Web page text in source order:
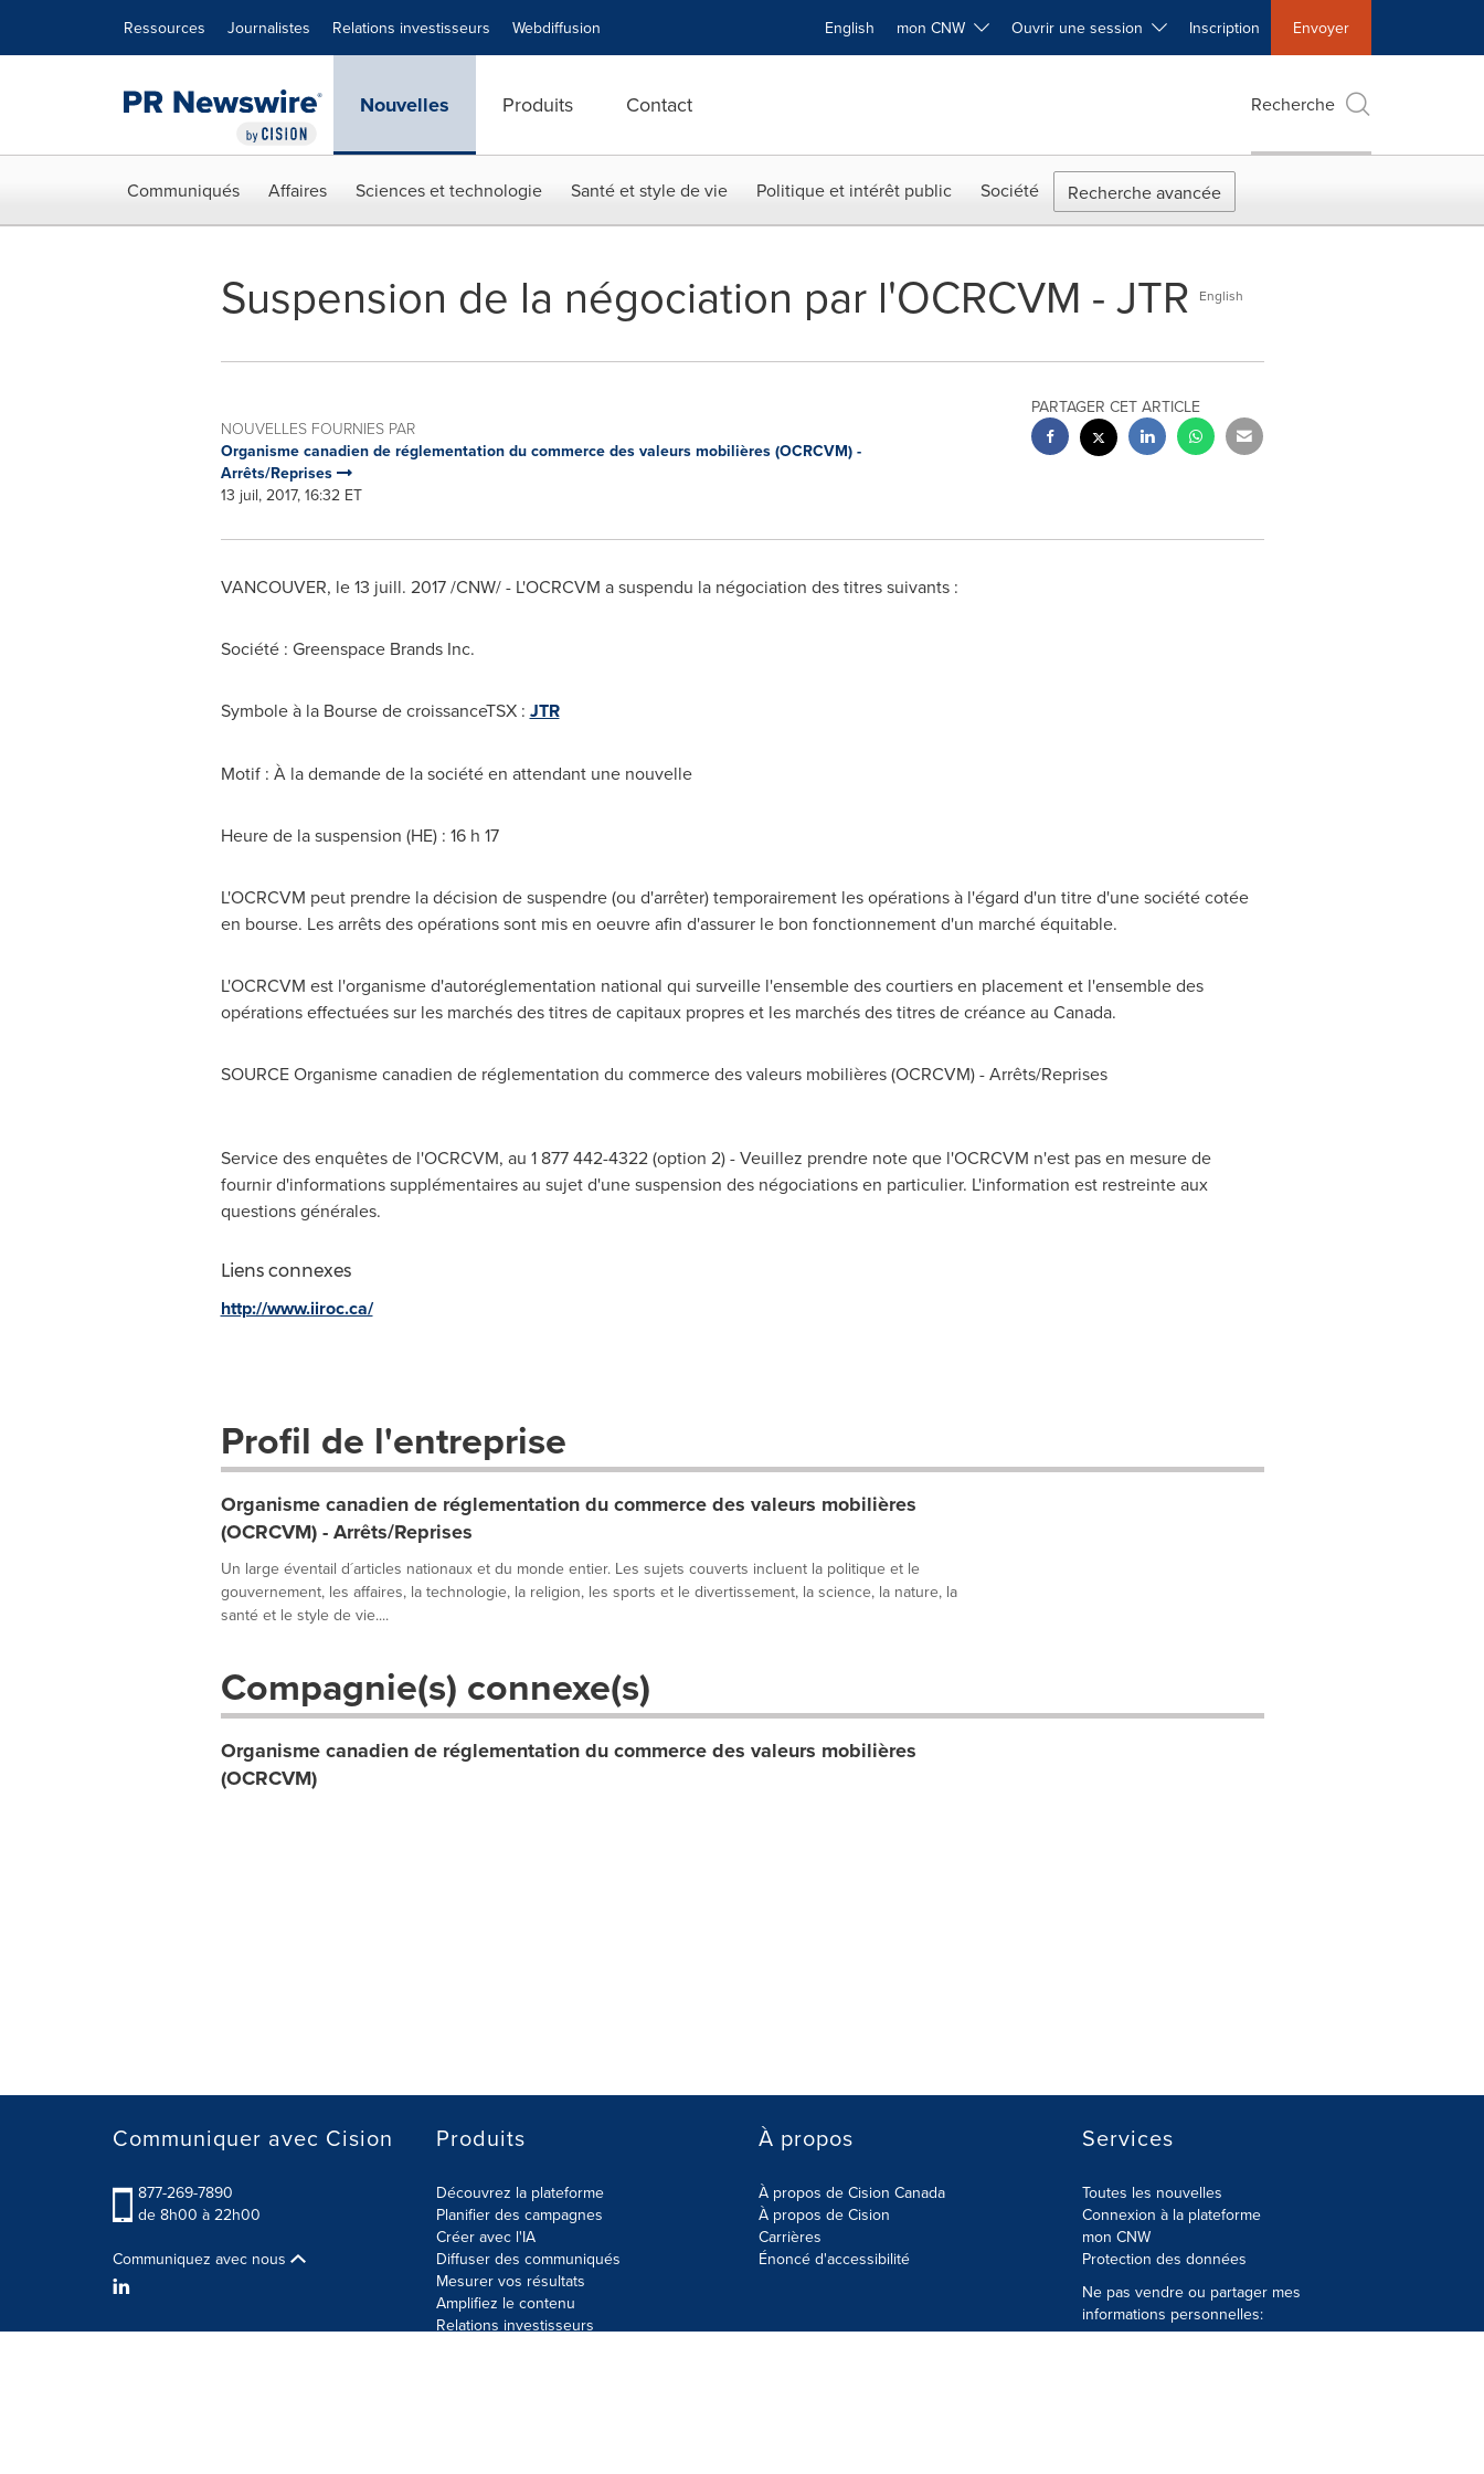
Ressources Journalistes Relations investisseurs Webdiffusion English mon CNW Ouvrir une session Inscription Envoyer
Nouvelles Produits Contact Recherche
Communiqués Affaires Sciences et technologie Santé et style de vie Politique et intérêt public Société Recherche avancée
Suspension de la négociation par l'OCRCVM - JTR English
NOUVELLES FOURNIES PAR
Organisme canadien de réglementation du commerce des valeurs mobilières (OCRCVM) -
Arrêts/Reprises
13 juil, 2017, 16:32 ET
PARTAGER CET ARTICLE
VANCOUVER, le 13 juill. 2017 /CNW/ - L'OCRCVM a suspendu la négociation des titres suivants :
Société : Greenspace Brands Inc.
Symbole à la Bourse de croissanceTSX : JTR
Motif : À la demande de la société en attendant une nouvelle
Heure de la suspension (HE) : 16 h 17
L'OCRCVM peut prendre la décision de suspendre (ou d'arrêter) temporairement les opérations à l'égard d'un titre d'une société cotée
en bourse. Les arrêts des opérations sont mis en oeuvre afin d'assurer le bon fonctionnement d'un marché équitable.
L'OCRCVM est l'organisme d'autoréglementation national qui surveille l'ensemble des courtiers en placement et l'ensemble des
opérations effectuées sur les marchés des titres de capitaux propres et les marchés des titres de créance au Canada.
SOURCE Organisme canadien de réglementation du commerce des valeurs mobilières (OCRCVM) - Arrêts/Reprises
Service des enquêtes de l'OCRCVM, au 1 877 442-4322 (option 2) - Veuillez prendre note que l'OCRCVM n'est pas en mesure de
fournir d'informations supplémentaires au sujet d'une suspension des négociations en particulier. L'information est restreinte aux
questions générales.
Liens connexes
http://www.iiroc.ca/
Profil de l'entreprise
Organisme canadien de réglementation du commerce des valeurs mobilières
(OCRCVM) - Arrêts/Reprises
Un large éventail d´articles nationaux et du monde entier. Les sujets couverts incluent la politique et le
gouvernement, les affaires, la technologie, la religion, les sports et le divertissement, la science, la nature, la
santé et le style de vie....
Compagnie(s) connexe(s)
Organisme canadien de réglementation du commerce des valeurs mobilières
(OCRCVM)
Communiquer avec Cision
877-269-7890
de 8h00 à 22h00
Communiquez avec nous
Produits
Découvrez la plateforme
Planifier des campagnes
Créer avec l'IA
Diffuser des communiqués
Mesurer vos résultats
Amplifiez le contenu
Relations investisseurs
À propos
À propos de Cision Canada
À propos de Cision
Carrières
Énoncé d'accessibilité
Services
Toutes les nouvelles
Connexion à la plateforme
mon CNW
Protection des données
Ne pas vendre ou partager mes
informations personnelles: